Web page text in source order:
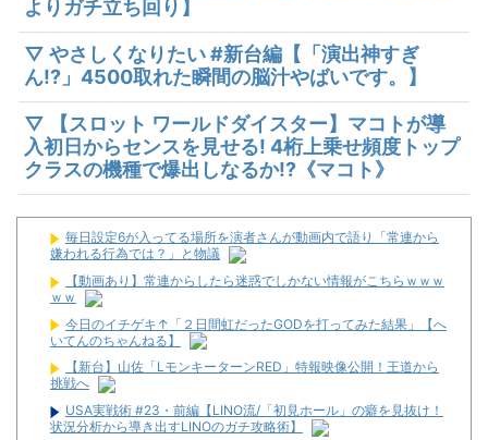
よりガチ立ち回り】
▽ やさしくなりたい #新台編【「演出神すぎ
ん!?」4500取れた瞬間の脳汁やばいです。】
▽ 【スロット ワールドダイスター】マコトが導
入初日からセンスを見せる! 4桁上乗せ頻度トップ
クラスの機種で爆出しなるか!?《マコト》
毎日設定6が入ってる場所を演者さんが動画内で語り「常連から
嫌われる行為では？」と物議
【動画あり】常連からしたら迷惑でしかない情報がこちらｗｗｗ
ｗｗ
今日のイチゲキ↑「２日間虹だったGODを打ってみた結果」【へ
いてんのちゃんねる】
【新台】山佐「LモンキーターンRED」特報映像公開！王道から
挑戦へ
USA実戦術 #23・前編【LINO流/「初見ホール」の癖を見抜け！
状況分析から導き出すLINOのガチ攻略術】